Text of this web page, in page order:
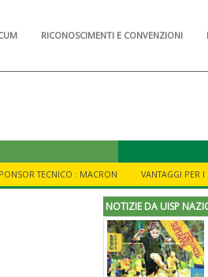
RICONOSCIMENTI E CONVENZIONI
TECNICO : MACRON VANTAGGI PER I
NOTIZIE DA UISP